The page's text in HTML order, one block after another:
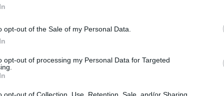
opt-out of the Sale of my Personal Data.
opt-out of processing my Personal Data for Targeted
opt-out of Collection, Use, Retention, Sale, and/or Sharing
Impedrada. Da questo punto inizia una
pendenza del 35%, che si estende per
l’utilizzo di corde già posizionate per
rendendo necessarie buone capacità di